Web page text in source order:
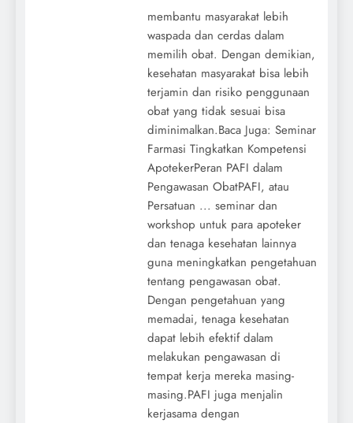
membantu masyarakat lebih
waspada dan cerdas dalam
memilih obat. Dengan demikian,
kesehatan masyarakat bisa lebih
terjamin dan risiko penggunaan
obat yang tidak sesuai bisa
diminimalkan.Baca Juga: Seminar
Farmasi Tingkatkan Kompetensi
ApotekerPeran PAFI dalam
Pengawasan ObatPAFI, atau
Persatuan ... seminar dan
workshop untuk para apoteker
dan tenaga kesehatan lainnya
guna meningkatkan pengetahuan
tentang pengawasan obat.
Dengan pengetahuan yang
memadai, tenaga kesehatan
dapat lebih efektif dalam
melakukan pengawasan di
tempat kerja mereka masing-
masing.PAFI juga menjalin
kerjasama dengan